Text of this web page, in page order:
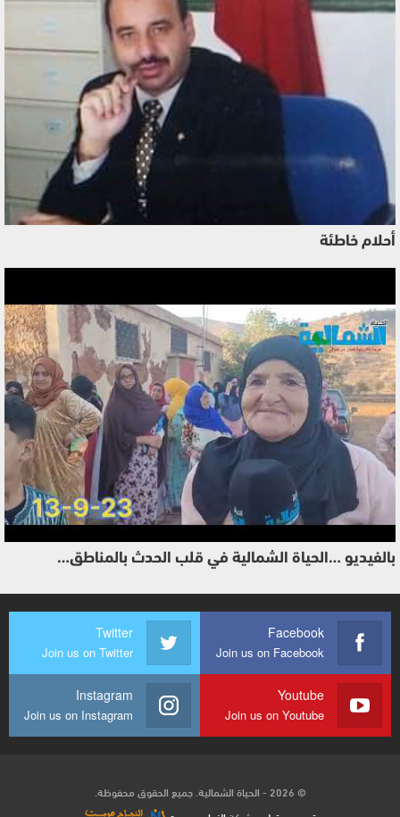
أحلام خاطئة
بالفيديو …الحياة الشمالية في قلب الحدث بالمناطق…
Facebook
Join us on Facebook
Twitter
Join us on Twitter
Youtube
Join us on Youtube
Instagram
Join us on Instagram
© 2026 - الحياة الشمالية. جميع الحقوق محفوظة.